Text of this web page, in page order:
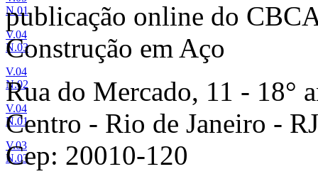
N.01
V.04
N.03
V.04
N.02
V.04
N.01
V.03
N.03
publicação online do
Construção em Aço
Rua do Mercado, 11 - 18°
Centro - Rio de Janeiro - RJ
Cep: 20010-120